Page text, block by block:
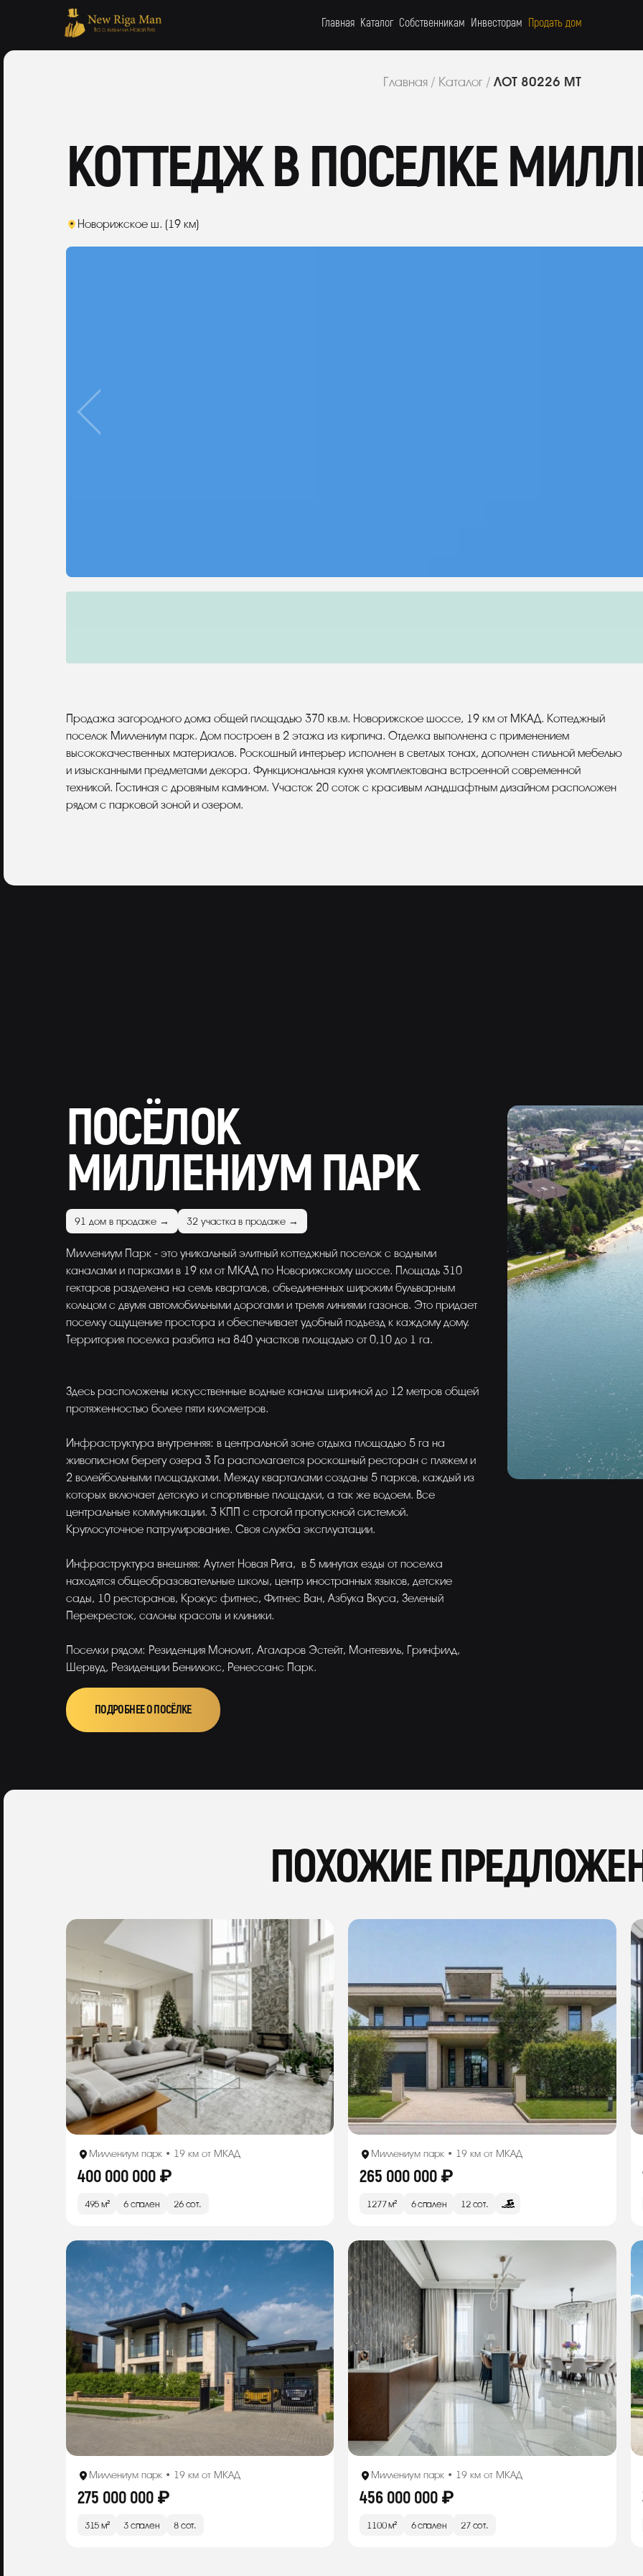
Главная Каталог Собственникам Инвесторам Продать дом
Главная / Каталог / ЛОТ 80226 МТ
КОТТЕДЖ В ПОСЕЛКЕ
Новорижское ш. (19 км)
Описание
Продажа загородного дома общей площадью 370 кв.м. Новорижское шоссе, 19 км от МКАД. Коттеджный
поселок Миллениум парк. Дом построен в 2 этажа из кирпича. Отделка выполнена с применением
высококачественных материалов. Роскошный интерьер исполнен в светлых тонах, дополнен стильной мебелью
и изысканными предметами декора. Функциональная кухня укомплектована встроенной современной
техникой. Гостиная с дровяным камином. Участок 20 соток с красивым ландшафтным дизайном расположен
рядом с парковой зоной и озером.
ПОСЁЛОК
МИЛЛЕНИУМ ПАРК
91 дом в продаже → 32 участка в продаже →
Миллениум Парк - это уникальный элитный коттеджный поселок с водными
каналами и парками в 19 км от МКАД по Новорижскому шоссе. Площадь 310
гектаров разделена на семь кварталов, объединенных широким бульварным
кольцом с двумя автомобильными дорогами и тремя линиями газонов. Это придает
поселку ощущение простора и обеспечивает удобный подъезд к каждому дому.
Территория поселка разбита на 840 участков площадью от 0,10 до 1 га.
Здесь расположены искусственные водные каналы шириной до 12 метров общей
протяженностью более пяти километров.
Инфраструктура внутренняя: в центральной зоне отдыха площадью 5 га на
живописном берегу озера 3 Га располагается роскошный ресторан с пляжем и
2 волейбольными площадками. Между кварталами созданы 5 парков, каждый из
которых включает детскую и спортивные площадки, а так же водоем. Все
центральные коммуникации. 3 КПП с строгой пропускной системой.
Круглосуточное патрулирование. Своя служба эксплуатации.
Инфраструктура внешняя: Аутлет Новая Рига, в 5 минутах езды от поселка
находятся общеобразовательные школы, центр иностранных языков, детские
сады, 10 ресторанов, Крокус фитнес, Фитнес Ван, Азбука Вкуса, Зеленый
Перекресток, салоны красоты и клиники.
Поселки рядом: Резиденция Монолит, Агаларов Эстейт, Монтевиль, Гринфилд,
Шервуд, Резиденции Бенилюкс, Ренессанс Парк.
ПОДРОБНЕЕ О ПОСЁЛКЕ
ПОХОЖИЕ
Миллениум парк • 19 км от МКАД
400 000 000 ₽
495 м² 6 спален 26 сот.
Миллениум парк • 19 км от МКАД
265 000 000 ₽
1277 м² 6 спален 12 сот.
Миллениум парк • 19 км от МКАД
275 000 000 ₽
315 м² 3 спален 8 сот.
Миллениум парк • 19 км от МКАД
456 000 000 ₽
1100 м² 6 спален 27 сот.